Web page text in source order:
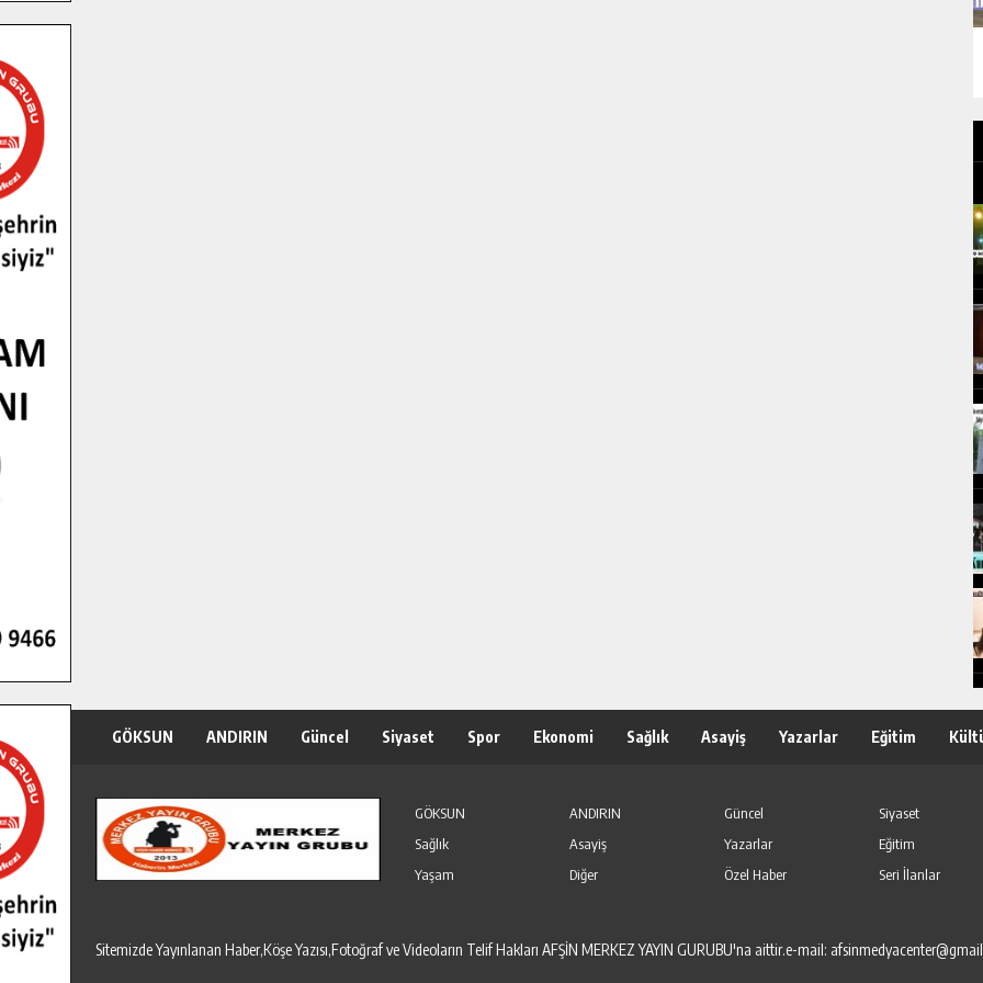
GÖKSUN ANDIRIN Güncel Siyaset Spor Ekonomi Sağlık Asayiş Yazarlar Eğitim
GÖKSUN ANDIRIN Güncel Siyaset
Sağlık
Asayiş Yazarlar Eğitim
Yaşam
Diğer Özel Haber Seri İlanlar
Sitemizde Yayınlanan Haber,Köşe Yazısı,Fotoğraf ve Videoların Telif Hakları AFŞİN MERKEZ YAYIN GURUBU'na aittir.e-mail: